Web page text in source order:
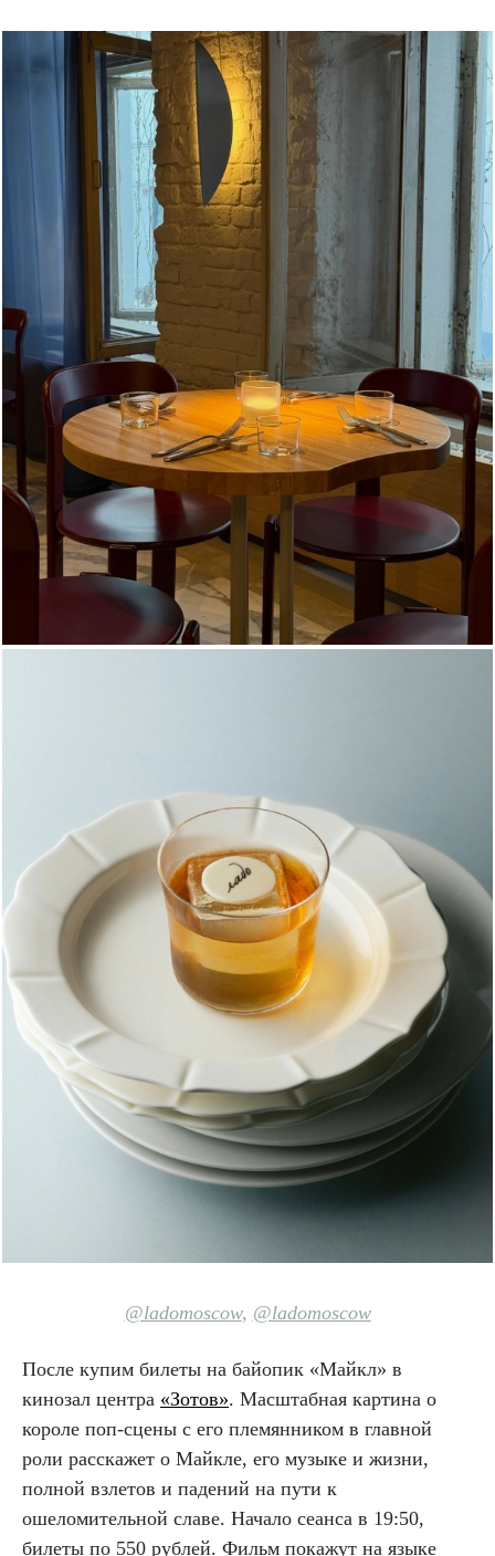
@ladomoscow, @ladomoscow
После купим билеты на байопик «Майкл» в
кинозал центра «Зотов». Масштабная картина о
короле поп-сцены с его племянником в главной
роли расскажет о Майкле, его музыке и жизни,
полной взлетов и падений на пути к
ошеломительной славе. Начало сеанса в 19:50,
билеты по 550 рублей. Фильм покажут на языке